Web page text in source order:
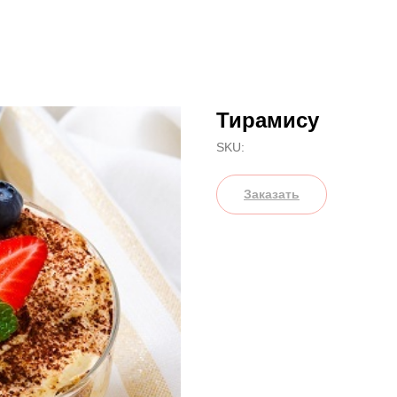
Тирамису
SKU:
Заказать